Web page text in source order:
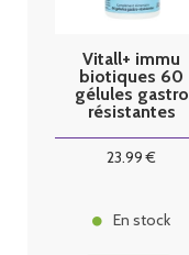
Vitall+ immu
biotiques 60
gélules gastro
résistantes
23.99 €
En stock